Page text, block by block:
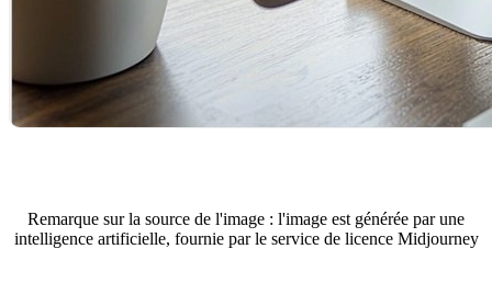
Remarque sur la source de l'image : l'image est générée par une
intelligence artificielle, fournie par le service de licence Midjourney